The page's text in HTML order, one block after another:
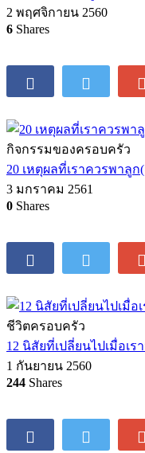
2 พฤศจิกายน 2560
6 Shares
กิจกรรมของครอบครัว
20 เหตุผลที่เราควรพาลูก
3 มกราคม 2561
0 Shares
ชีวิตครอบครัว
12 นิสัยที่เปลี่ยนไปเมื่อเร
1 กันยายน 2560
244 Shares